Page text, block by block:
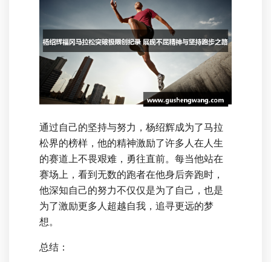
通过自己的坚持与努力，杨绍辉成为了马拉
松界的榜样，他的精神激励了许多人在人生
的赛道上不畏艰难，勇往直前。每当他站在
赛场上，看到无数的跑者在他身后奔跑时，
他深知自己的努力不仅仅是为了自己，也是
为了激励更多人超越自我，追寻更远的梦
想。
总结：